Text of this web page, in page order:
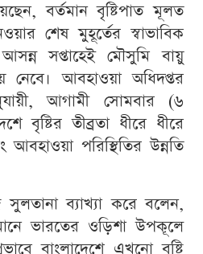
বর্তমান বৃষ্টিপাত মূলত
শেষ মুহূর্তের স্বাভাবিক
সপ্তাহেই মৌসুমি বায়ু
নেবে। আবহাওয়া অধিদপ্তর
আগামী সোমবার (৬
বৃষ্টির তীব্রতা ধীরে ধীরে
পরিস্থিতির উন্নতি
সুলতানা ব্যাখ্যা করে বলেন,
ভারতের ওড়িশা উপকূলে